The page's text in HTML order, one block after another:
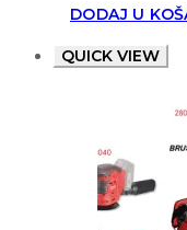
DODAJ U
QUICK VIEW